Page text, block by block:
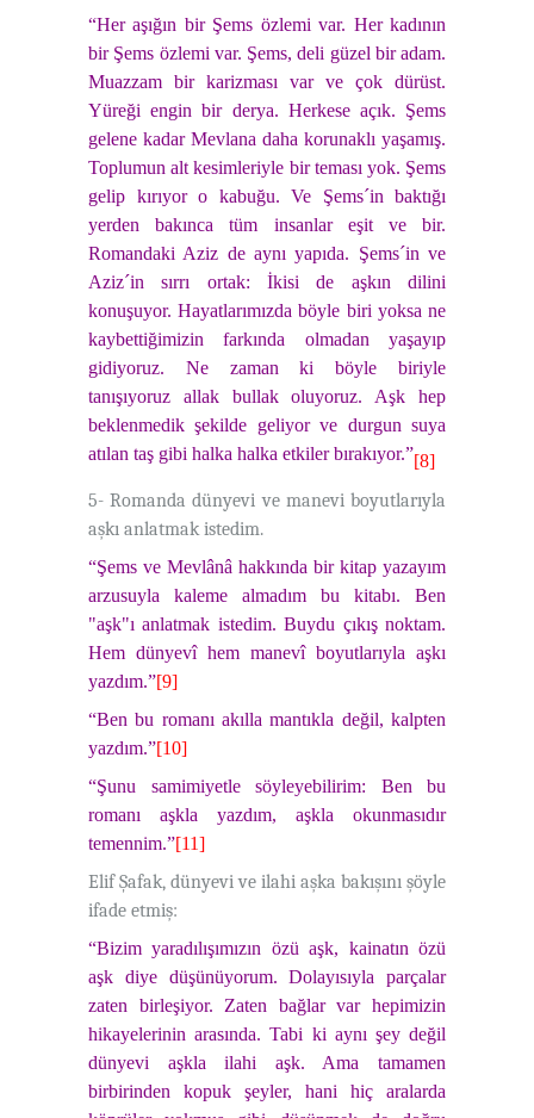
“Her aşığın bir Şems özlemi var. Her kadının
bir Şems özlemi var. Şems, deli güzel bir adam.
Muazzam bir karizması var ve çok dürüst.
Yüreği engin bir derya. Herkese açık. Şems
gelene kadar Mevlana daha korunaklı yaşamış.
Toplumun alt kesimleriyle bir teması yok. Şems
gelip kırıyor o kabuğu. Ve Şems´in baktığı
yerden bakınca tüm insanlar eşit ve bir.
Romandaki Aziz de aynı yapıda. Şems´in ve
Aziz´in sırrı ortak: İkisi de aşkın dilini
konuşuyor. Hayatlarımızda böyle biri yoksa ne
kaybettiğimizin farkında olmadan yaşayıp
gidiyoruz. Ne zaman ki böyle biriyle
tanışıyoruz allak bullak oluyoruz. Aşk hep
beklenmedik şekilde geliyor ve durgun suya
atılan taş gibi halka halka etkiler bırakıyor.”[8]
5- Romanda dünyevi ve manevi boyutlarıyla
aşkı anlatmak istedim.
“Şems ve Mevlânâ hakkında bir kitap yazayım
arzusuyla kaleme almadım bu kitabı. Ben
"aşk"ı anlatmak istedim. Buydu çıkış noktam.
Hem dünyevî hem manevî boyutlarıyla aşkı
yazdım.”[9]
“Ben bu romanı akılla mantıkla değil, kalpten
yazdım.”[10]
“Şunu samimiyetle söyleyebilirim: Ben bu
romanı aşkla yazdım, aşkla okunmasıdır
temennim.”[11]
Elif Şafak, dünyevi ve ilahi aşka bakışını şöyle
ifade etmiş:
“Bizim yaradılışımızın özü aşk, kainatın özü
aşk diye düşünüyorum. Dolayısıyla parçalar
zaten birleşiyor. Zaten bağlar var hepimizin
hikayelerinin arasında. Tabi ki aynı şey değil
dünyevi aşkla ilahi aşk. Ama tamamen
birbirinden kopuk şeyler, hani hiç aralarda